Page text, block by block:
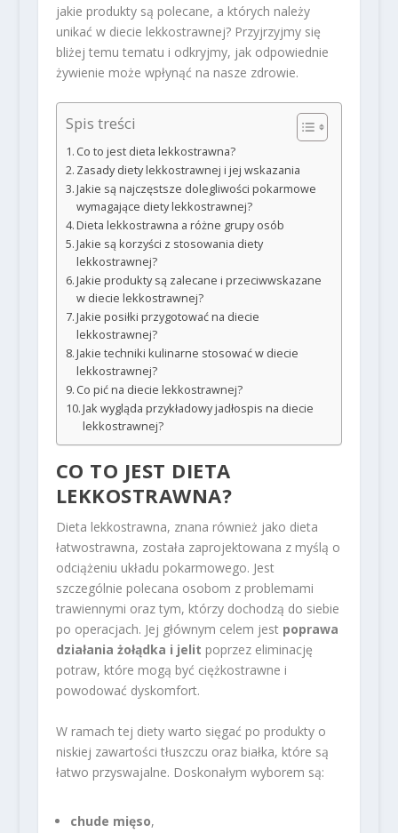
jakie produkty są polecane, a których należy
unikać w diecie lekkostrawnej? Przyjrzyjmy się
bliżej temu tematu i odkryjmy, jak odpowiednie
żywienie może wpłynąć na nasze zdrowie.
Spis treści
Co to jest dieta lekkostrawna?
Zasady diety lekkostrawnej i jej wskazania
Jakie są najczęstsze dolegliwości pokarmowe
wymagające diety lekkostrawnej?
Dieta lekkostrawna a różne grupy osób
Jakie są korzyści z stosowania diety
lekkostrawnej?
Jakie produkty są zalecane i przeciwwskazane
w diecie lekkostrawnej?
Jakie posiłki przygotować na diecie
lekkostrawnej?
Jakie techniki kulinarne stosować w diecie
lekkostrawnej?
Co pić na diecie lekkostrawnej?
Jak wygląda przykładowy jadłospis na diecie
lekkostrawnej?
CO TO JEST DIETA
LEKKOSTRAWNA?
Dieta lekkostrawna, znana również jako dieta
łatwostrawna, została zaprojektowana z myślą o
odciążeniu układu pokarmowego. Jest
szczególnie polecana osobom z problemami
trawiennymi oraz tym, którzy dochodzą do siebie
po operacjach. Jej głównym celem jest poprawa
działania żołądka i jelit poprzez eliminację
potraw, które mogą być ciężkostrawne i
powodować dyskomfort.
W ramach tej diety warto sięgać po produkty o
niskiej zawartości tłuszczu oraz białka, które są
łatwo przyswajalne. Doskonałym wyborem są:
chude mięso,